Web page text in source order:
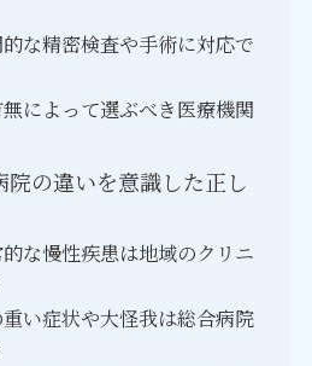
な精密検査や手術に対応で
によって選ぶべき医療機関
院の違いを意識した正し
な慢性疾患は地域のクリニ
い症状や大怪我は総合病院